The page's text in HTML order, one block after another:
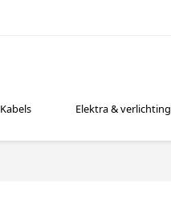
Kabels Elektra & verlichting